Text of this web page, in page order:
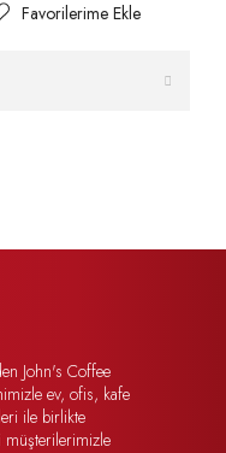
John's Coffee
ev, ofis, kafe
ile birlikte
müşterilerimizle